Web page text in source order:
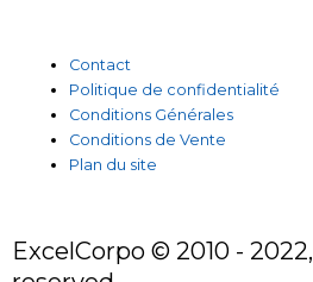
Contact
Politique de confidentialité
Conditions Générales
Conditions de Vente
Plan du site
ExcelCorpo © 2010 -